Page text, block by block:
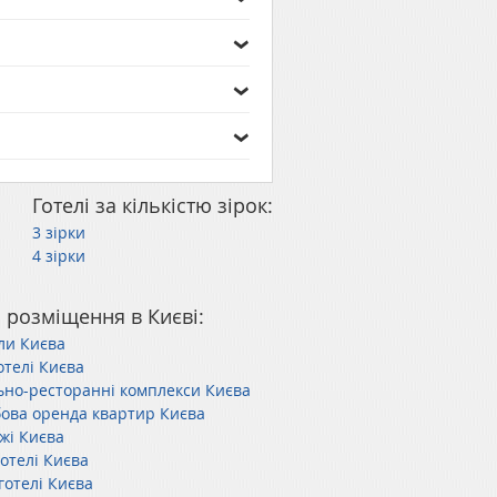
Готелі за кількістю зірок:
3 зірки
4 зірки
в Києві:
Києва
Києва
ресторанні комплекси Києва
оренда квартир Києва
Києва
Києва
Києва